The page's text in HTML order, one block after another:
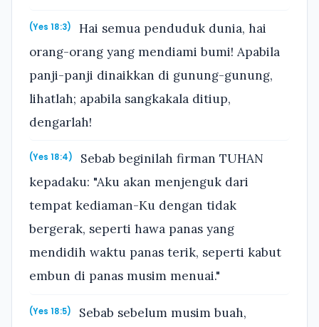
(Yes 18:3)
Hai semua penduduk dunia, hai
orang-orang yang mendiami bumi! Apabila
panji-panji dinaikkan di gunung-gunung,
lihatlah; apabila sangkakala ditiup,
dengarlah!
(Yes 18:4)
Sebab beginilah firman TUHAN
kepadaku: "Aku akan menjenguk dari
tempat kediaman-Ku dengan tidak
bergerak, seperti hawa panas yang
mendidih waktu panas terik, seperti kabut
embun di panas musim menuai."
(Yes 18:5)
Sebab sebelum musim buah,